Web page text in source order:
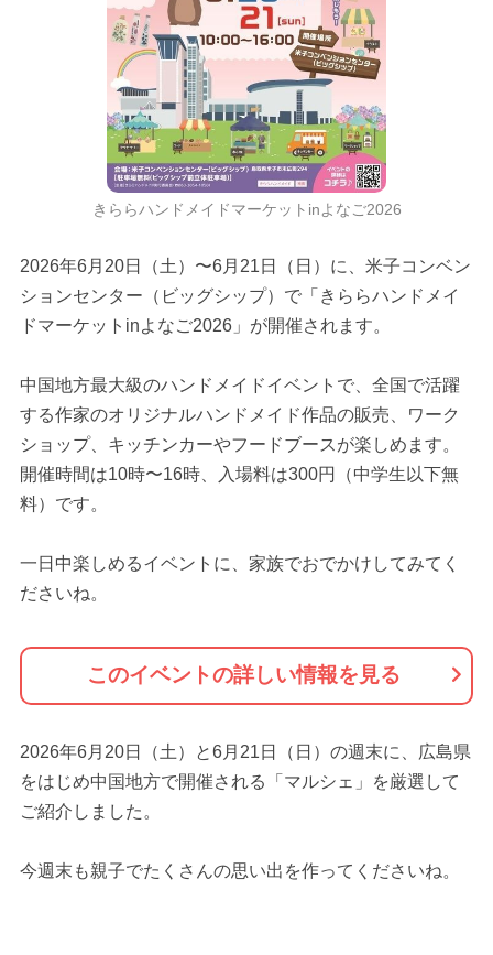
きららハンドメイドマーケットinよなご2026
2026年6月20日（土）〜6月21日（日）に、米子コンベン
ションセンター（ビッグシップ）で「きららハンドメイ
ドマーケットinよなご2026」が開催されます。
中国地方最大級のハンドメイドイベントで、全国で活躍
する作家のオリジナルハンドメイド作品の販売、ワーク
ショップ、キッチンカーやフードブースが楽しめます。
開催時間は10時〜16時、入場料は300円（中学生以下無
料）です。
一日中楽しめるイベントに、家族でおでかけしてみてく
ださいね。
このイベントの詳しい情報を見る
2026年6月20日（土）と6月21日（日）の週末に、広島県
をはじめ中国地方で開催される「マルシェ」を厳選して
ご紹介しました。
今週末も親子でたくさんの思い出を作ってくださいね。